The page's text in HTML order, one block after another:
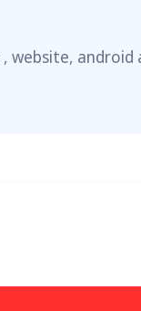
android